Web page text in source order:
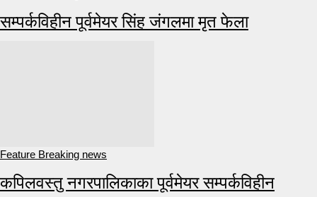
सम्पर्कविहीन पूर्वमेयर सिंह जंगलमा मृत फेला
Feature Breaking news
कपिलवस्तु नगरपालिकाका पूर्वमेयर सम्पर्कविहीन